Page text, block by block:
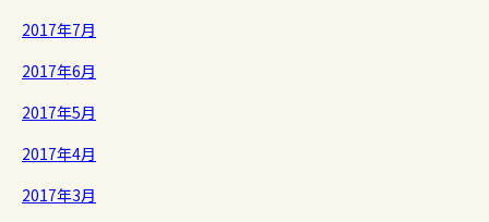
2017年7月
2017年6月
2017年5月
2017年4月
2017年3月